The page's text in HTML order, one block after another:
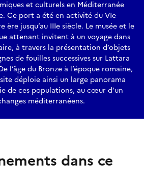
et culturels en Méditerranée
Ce port a été en activité du VIe
ère jusqu’au IIIe siècle. Le musée et le
attenant invitent à un voyage dans
à travers la présentation d’objets
de fouilles successives sur Lattara
l’âge du Bronze à l’époque romaine,
déploie ainsi un large panorama
de ces populations, au cœur d’un
méditerranéens.
dans ce